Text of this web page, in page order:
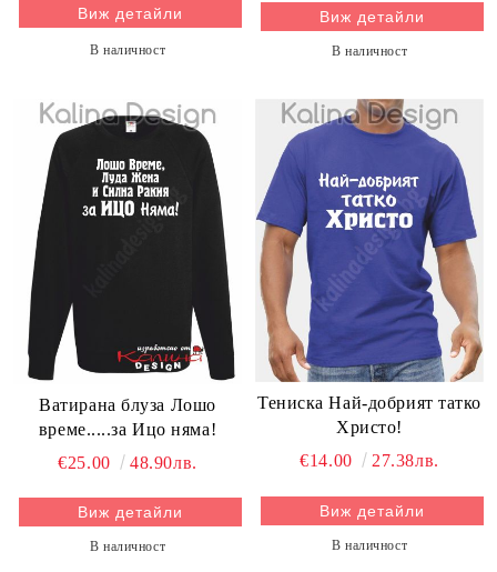
Виж детайли
В наличност
Виж детайли
В наличност
Ватирана блуза Лошо
време.....за Ицо няма!
€25.00
48.90лв.
Виж детайли
В наличност
Тениска Най-добрият татко
Христо!
€14.00
27.38лв.
Виж детайли
В наличност